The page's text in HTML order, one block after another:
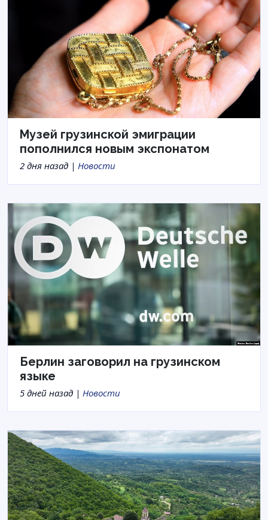
Музей грузинской эмиграции
пополнился новым экспонатом
2 дня назад | Новости
Берлин заговорил на грузинском
языке
5 дней назад | Новости